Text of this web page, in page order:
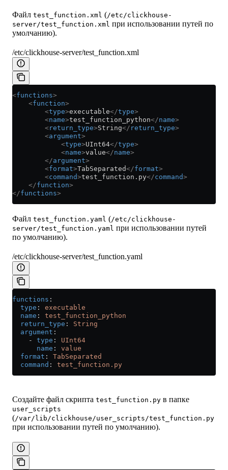
Файл test_function.xml (/etc/clickhouse-
server/test_function.xml при использовании путей по
умолчанию).
/etc/clickhouse-server/test_function.xml
<functions>
    <
function>
        <
type>executable</type>
        <
name>test_function_python</name>
        <
return_type>String</ return_type>
        <
argument>
            <
type>UInt64</type>
            <
name>value</name>
        </
argument>
        <
format>TabSeparated</format>
        <
command>test_function.py</command>
    </
function>
</functions>
Файл test_function.yaml (/etc/clickhouse-
server/test_function.yaml при использовании путей
по умолчанию).
/etc/clickhouse-server/test_function.yaml
functions :
  type
: executable
  name
: test_function_python
  return_type
: String
  argument
:
    -
type : UInt64
      name
: value
  format
: TabSeparated
  command
: test_function.py
Создайте файл скрипта test_function.py в папке
user_scripts
(/var/lib/clickhouse/user_scripts/test_function.py
при использовании путей по умолчанию).